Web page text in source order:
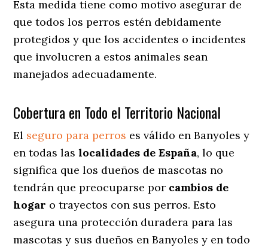
Esta medida tiene como motivo asegurar de
que todos los perros estén debidamente
protegidos y que los accidentes o incidentes
que involucren a estos animales sean
manejados adecuadamente.
Cobertura en Todo el Territorio Nacional
El seguro para perros es válido en Banyoles y
en todas laslocalidades de España, lo que
significa que los dueños de mascotas no
tendrán que preocuparse por cambios de
hogar o trayectos con sus perros. Esto
asegura una protección duradera para las
mascotas y sus dueños en Banyoles y en todo